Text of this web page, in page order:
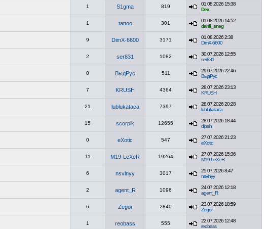
1 S1gma 819
01.08.2026 15:38
Dex
1 tattoo 301
01.08.2026 14:52
danil_sneg
9 DimX-6600 3171
01.08.2026 2:38
DimX-6600
2 ser831 1082
30.07.2026 12:55
ser831
0 ВыдРус 511
29.07.2026 22:46
ВыдРус
7 KRUSH 4364
28.07.2026 23:13
KRUSH
21 lublukataca 7397
28.07.2026 20:28
lublukataca
15 scorpik 12655
28.07.2026 18:44
dipsih
0 eXotic 547
27.07.2026 21:23
eXotic
11 M19-LeXeR 19264
27.07.2026 15:36
M19-LeXeR
6 nsvlnyy 3017
25.07.2026 8:47
nsvlnyy
2 agent_R 1096
24.07.2026 12:18
agent_R
6 Zegor 2840
23.07.2026 18:59
Zegor
1 reobass 555
22.07.2026 12:48
reobass